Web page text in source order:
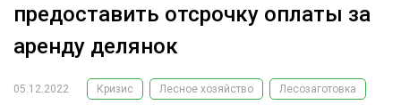
ЛЕСНОЕ ХОЗЯЙСТВО
ЭКСПЕРТНОЕ МНЕНИЕ
предоставить отсрочку оплаты за
аренду делянок
05.12.2022 Кризис Лесное хозяйство Лесозаготовка